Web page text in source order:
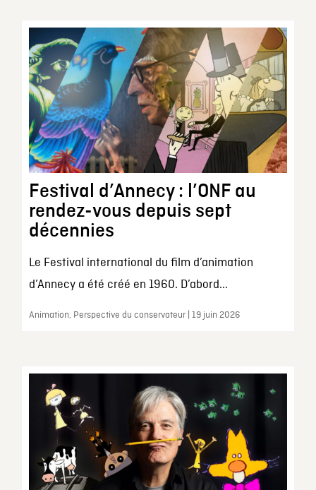
Festival d’Annecy : l’ONF au
rendez-vous depuis sept
décennies
Le Festival international du film d’animation
d’Annecy a été créé en 1960. D’abord...
Animation, Perspective du conservateur | 19 juin 2026